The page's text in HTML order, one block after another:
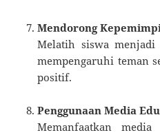
Mendorong
Melatih siswa
mempengaruhi teman
positif.
Penggunaan Media
Memanfaatkan